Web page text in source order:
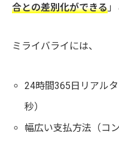
合との差別化ができる
ミライバライには、
24時間365日リアル
秒）
幅広い支払方法（コ